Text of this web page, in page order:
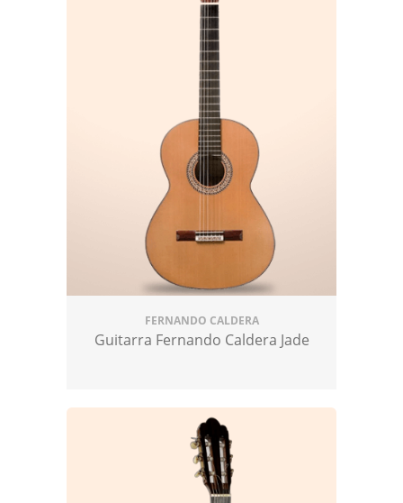
instrumentos ofrecen una resonancia y
matices superiores, características que
solo se consiguen haciendo un trabajo
fuera de lo común.
: la calidad de los
materiales y la meticulosidad en la
construcción de las guitarras de
Fernando Caldera aseguran una larga
vida útil para cada instrumento. Al
comprar una de sus guitarras, estás
invirtiendo en un instrumento que te
acompañará durante muchos años,
manteniendo su belleza y sonoridad.
músico tiene sus propias necesidades y
preferencias, por lo que el taller ofrece
obtener un instrumento que se adapte
perfectamente a su estilo y
Legado y prestigio: al comprar una
FERNANDO CALDERA
Guitarra Fernando Caldera Jade